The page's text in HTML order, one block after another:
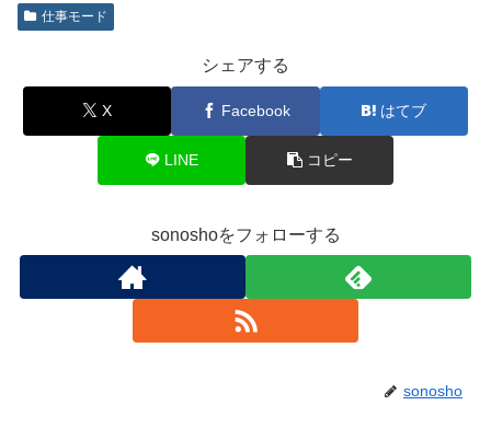
仕事モード
シェアする
X Facebook はてブ
LINE コピー
sonoshoをフォローする
sonosho